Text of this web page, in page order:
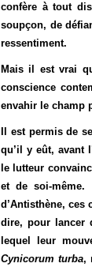
confère à tout
soupçon, de
ressentiment.
Mais il est vrai
conscience
envahir le champ
Il est permis de
qu’il y eût, avant
le lutteur
et de soi-même.
d’Antisthène,
dire, pour lancer
lequel leur
Cynicorum turba,